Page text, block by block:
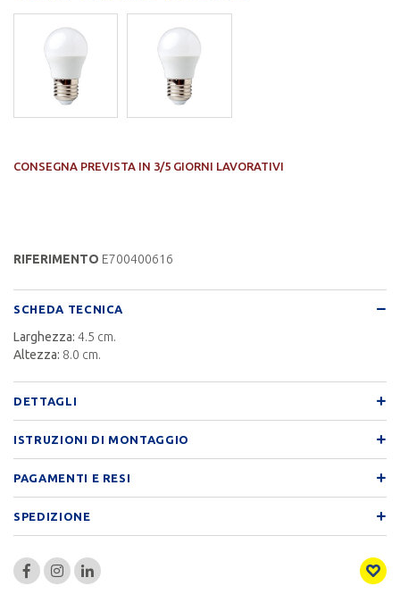
CONSEGNA PREVISTA IN 3/5 GIORNI LAVORATIVI
RIFERIMENTO E700400616
SCHEDA TECNICA
Larghezza: 4.5 cm.
Altezza: 8.0 cm.
DETTAGLI
ISTRUZIONI DI MONTAGGIO
PAGAMENTI E RESI
SPEDIZIONE